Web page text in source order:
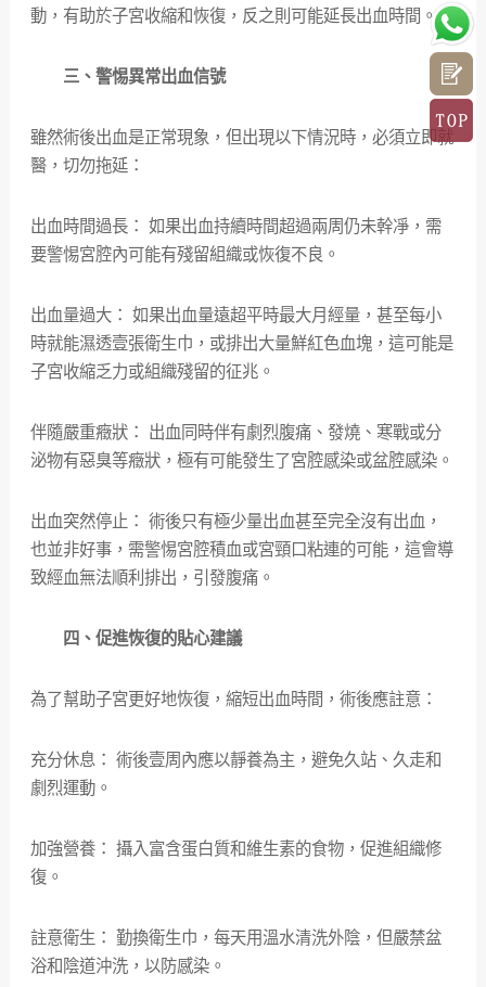
動，有助於子宮收縮和恢復，反之則可能延長出血時間。
三、警惕異常出血信號
雖然術後出血是正常現象，但出現以下情況時，必須立即就
醫，切勿拖延：
出血時間過長： 如果出血持續時間超過兩周仍未幹凈，需
要警惕宮腔內可能有殘留組織或恢復不良。
出血量過大： 如果出血量遠超平時最大月經量，甚至每小
時就能濕透壹張衛生巾，或排出大量鮮紅色血塊，這可能是
子宮收縮乏力或組織殘留的征兆。
伴隨嚴重癥狀： 出血同時伴有劇烈腹痛、發燒、寒戰或分
泌物有惡臭等癥狀，極有可能發生了宮腔感染或盆腔感染。
出血突然停止： 術後只有極少量出血甚至完全沒有出血，
也並非好事，需警惕宮腔積血或宮頸口粘連的可能，這會導
致經血無法順利排出，引發腹痛。
四、促進恢復的貼心建議
為了幫助子宮更好地恢復，縮短出血時間，術後應註意：
充分休息： 術後壹周內應以靜養為主，避免久站、久走和
劇烈運動。
加強營養： 攝入富含蛋白質和維生素的食物，促進組織修
復。
註意衛生： 勤換衛生巾，每天用溫水清洗外陰，但嚴禁盆
浴和陰道沖洗，以防感染。